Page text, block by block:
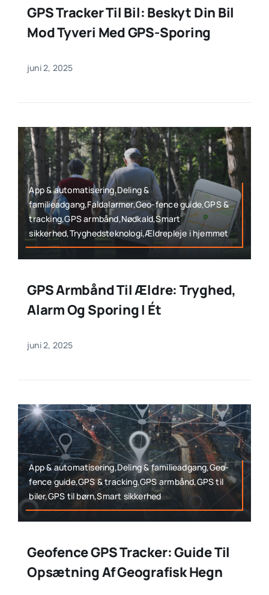
GPS Tracker Til Bil: Beskyt Din Bil
Mod Tyveri Med GPS-Sporing
juni 2, 2025
App & automatisering,Deling &
familieadgang,Faldalarmer,Geo-fence guide,GPS &
tracking,GPS armbånd,Nødkald,Smart
sikkerhed,Tryghedsteknologi,Ældrepleje i hjemmet
GPS Armbånd Til Ældre: Tryghed,
Alarm Og Sporing I Ét
juni 2, 2025
App & automatisering,Deling & familieadgang,Geo-
fence guide,GPS & tracking,GPS armbånd,GPS til
biler,GPS til børn,Smart sikkerhed
Geofence GPS Tracker: Guide Til
Opsætning Af Geografisk Hegn